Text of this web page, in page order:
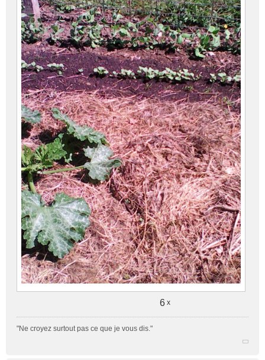
6 x
"Ne croyez surtout pas ce que je vous dis."